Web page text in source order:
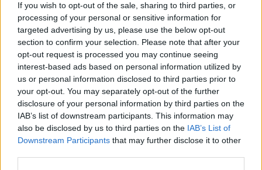
If you wish to opt-out of the sale, sharing to third parties, or
processing of your personal or sensitive information for
targeted advertising by us, please use the below opt-out
section to confirm your selection. Please note that after your
opt-out request is processed you may continue seeing
interest-based ads based on personal information utilized by
us or personal information disclosed to third parties prior to
your opt-out. You may separately opt-out of the further
disclosure of your personal information by third parties on the
IAB’s list of downstream participants. This information may
also be disclosed by us to third parties on the IAB’s List of
Downstream Participants that may further disclose it to other
El ministro socialista no desaprovechó la
oportunidad dearremeter contra Pablo
Casado por su irresponsable posición
política desde que lidera la oposición."Casado
ha tenido una muy mala semana", manifestó
Ábalos y recordó que comenzó el domingo en la
Plaza de Colóndonde vio cómo la ultraderecha
le robaba el protagonismo yllegó incluso a ser
abucheado. Después tuvo que ver como la
presidenta de la Comisión Europea,Ursula von
der Leyen, visitaba Madrid paradar luz verde
al Plan de Recuperación de Españaque
traerá a nuestro país69.500 millones de